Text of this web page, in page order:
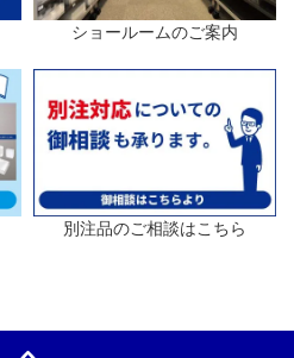
ショールームのご案内
別注品のご相談はこちら